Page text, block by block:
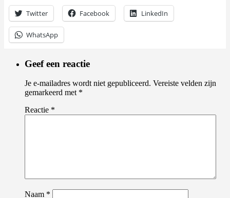
Twitter Facebook LinkedIn
WhatsApp
Geef een reactie
Je e-mailadres wordt niet gepubliceerd. Vereiste velden zijn
gemarkeerd met *
Reactie *
Naam *